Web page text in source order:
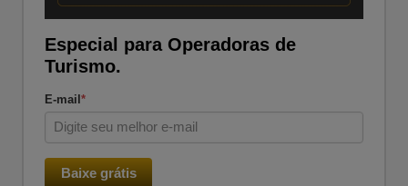
Especial para Operadoras de
Turismo.
E-mail*
Baixe grátis